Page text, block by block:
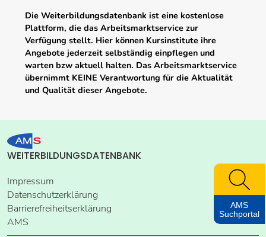
Die Weiterbildungsdatenbank ist eine kostenlose
Plattform, die das Arbeitsmarktservice zur
Verfügung stellt. Hier können Kursinstitute ihre
Angebote jederzeit selbständig einpflegen und
warten bzw aktuell halten. Das Arbeitsmarktservice
übernimmt KEINE Verantwortung für die Aktualität
und Qualität dieser Angebote.
WEITERBILDUNGSDATENBANK
Impressum
Datenschutzerklärung
Barrierefreiheitserklärung
AMS
AMS
Suchportal